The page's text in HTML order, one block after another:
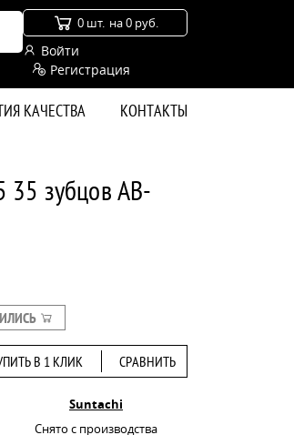
0 шт. на 0 руб.
Войти
Регистрация
КАЧЕСТВА КОНТАКТЫ
зубцов AB-
В 1 КЛИК СРАВНИТЬ
Suntachi
Снято с производства